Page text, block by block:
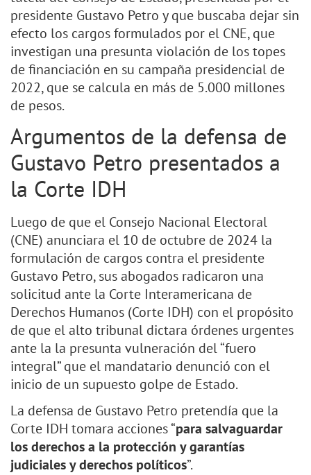
presidente Gustavo Petro y que buscaba dejar sin
efecto los cargos formulados por el CNE, que
investigan una presunta violación de los topes
de financiación en su campaña presidencial de
2022, que se calcula en más de 5.000 millones
de pesos.
Argumentos de la defensa de
Gustavo Petro presentados a
la Corte IDH
Luego de que el Consejo Nacional Electoral
(CNE) anunciara el 10 de octubre de 2024 la
formulación de cargos contra el presidente
Gustavo Petro, sus abogados radicaron una
solicitud ante la Corte Interamericana de
Derechos Humanos (Corte IDH) con el propósito
de que el alto tribunal dictara órdenes urgentes
ante la la presunta vulneración del “fuero
integral” que el mandatario denunció con el
inicio de un supuesto golpe de Estado.
La defensa de Gustavo Petro pretendía que la
Corte IDH tomara acciones “para salvaguardar
los derechos a la protección y garantías
judiciales y derechos políticos”.